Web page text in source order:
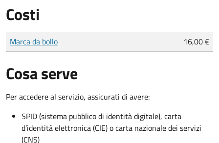
Costi
Tipo di pagamento
Importo
Marca da bollo 16,00 €
Cosa serve
Per accedere al servizio, assicurati di avere:
SPID (sistema pubblico di identità digitale), carta
d’identità elettronica (CIE) o carta nazionale dei servizi
(CNS)